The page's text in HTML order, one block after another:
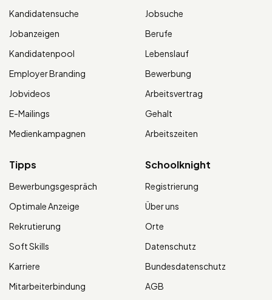
Kandidatensuche
Jobanzeigen
Kandidatenpool
Employer Branding
Jobvideos
E-Mailings
Medienkampagnen
Jobsuche
Berufe
Lebenslauf
Bewerbung
Arbeitsvertrag
Gehalt
Arbeitszeiten
Tipps
Bewerbungsgespräch
Optimale Anzeige
Rekrutierung
Soft Skills
Karriere
Mitarbeiterbindung
Schoolknight
Registrierung
Über uns
Orte
Datenschutz
Bundesdatenschutz
AGB